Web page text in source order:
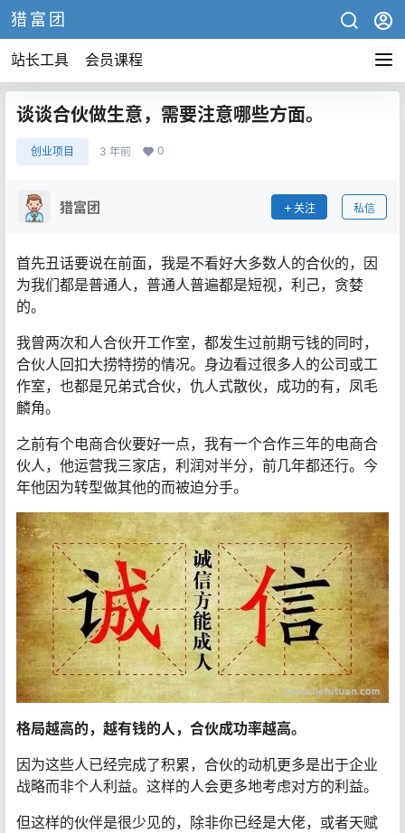
猎富团
站长工具 会员课程
谈谈合伙做生意，需要注意哪些方面。
创业项目 3 年前 0
猎富团 关注 私信
首先丑话要说在前面，我是不看好大多数人的合伙的，因
为我们都是普通人，普通人普遍都是短视，利己，贪婪
的。
我曾两次和人合伙开工作室，都发生过前期亏钱的同时，
合伙人回扣大捞特捞的情况。身边看过很多人的公司或工
作室，也都是兄弟式合伙，仇人式散伙，成功的有，凤毛
麟角。
之前有个电商合伙要好一点，我有一个合作三年的电商合
伙人，他运营我三家店，利润对半分，前几年都还行。今
年他因为转型做其他的而被迫分手。
格局越高的，越有钱的人，合伙成功率越高。
因为这些人已经完成了积累，合伙的动机更多是出于企业
战略而非个人利益。这样的人会更多地考虑对方的利益。
但这样的伙伴是很少见的，除非你已经是大佬，或者天赋